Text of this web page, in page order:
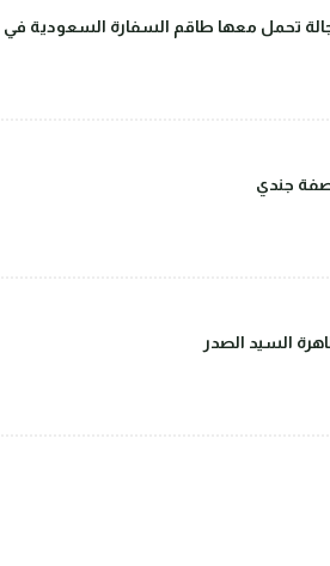
تحمل معها طاقم السفارة السعودية في
جندي
السيد الصدر